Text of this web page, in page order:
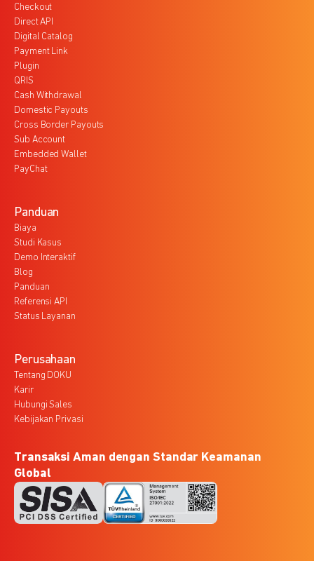
Checkout
Direct API
Digital Catalog
Payment Link
Plugin
QRIS
Cash Withdrawal
Domestic Payouts
Cross Border Payouts
Sub Account
Embedded Wallet
PayChat
Panduan
Biaya
Studi Kasus
Demo Interaktif
Blog
Panduan
Referensi API
Status Layanan
Perusahaan
Tentang DOKU
Karir
Hubungi Sales
Kebijakan Privasi
Transaksi Aman dengan Standar Keamanan
Global